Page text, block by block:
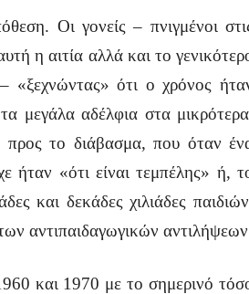
Οι γονείς – πνιγμένοι
η αιτία αλλά και το
«ξεχνώντας» ότι ο χρόνος
μεγάλα αδέλφια στα
το διάβασμα, που όταν
ήταν «ότι είναι τεμπέλης» ή,
και δεκάδες χιλιάδες
αντιπαιδαγωγικών
και 1970 με το σημερινό